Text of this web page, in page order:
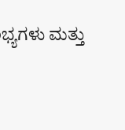
ಮತ್ತು